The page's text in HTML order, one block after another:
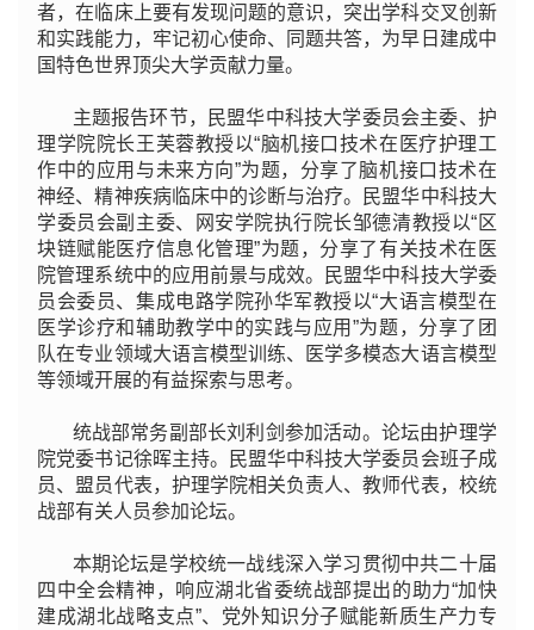
者，在临床上要有发现问题的意识，突出学科交叉创新
和实践能力，牢记初心使命、同题共答，为早日建成中
国特色世界顶尖大学贡献力量。
主题报告环节，民盟华中科技大学委员会主委、护
理学院院长王芙蓉教授以“脑机接口技术在医疗护理工
作中的应用与未来方向”为题，分享了脑机接口技术在
神经、精神疾病临床中的诊断与治疗。民盟华中科技大
学委员会副主委、网安学院执行院长邹德清教授以“区
块链赋能医疗信息化管理”为题，分享了有关技术在医
院管理系统中的应用前景与成效。民盟华中科技大学委
员会委员、集成电路学院孙华军教授以“大语言模型在
医学诊疗和辅助教学中的实践与应用”为题，分享了团
队在专业领域大语言模型训练、医学多模态大语言模型
等领域开展的有益探索与思考。
统战部常务副部长刘利剑参加活动。论坛由护理学
院党委书记徐晖主持。民盟华中科技大学委员会班子成
员、盟员代表，护理学院相关负责人、教师代表，校统
战部有关人员参加论坛。
本期论坛是学校统一战线深入学习贯彻中共二十届
四中全会精神，响应湖北省委统战部提出的助力“加快
建成湖北战略支点”、党外知识分子赋能新质生产力专